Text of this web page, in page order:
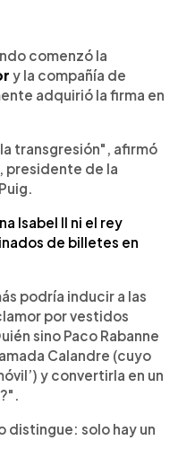
comenzó la
y la compañía de
adquirió la firma en
transgresión", afirmó
presidente de la
Isabel II ni el rey
de billetes en
podría inducir a las
por vestidos
sino Paco Rabanne
Calandre (cuyo
y convertirla en un
distingue: solo hay un